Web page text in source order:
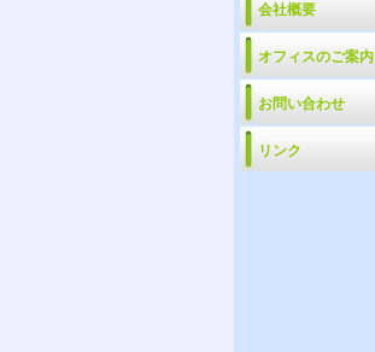
会社概要
オフィスのご案内
お問い合わせ
リンク